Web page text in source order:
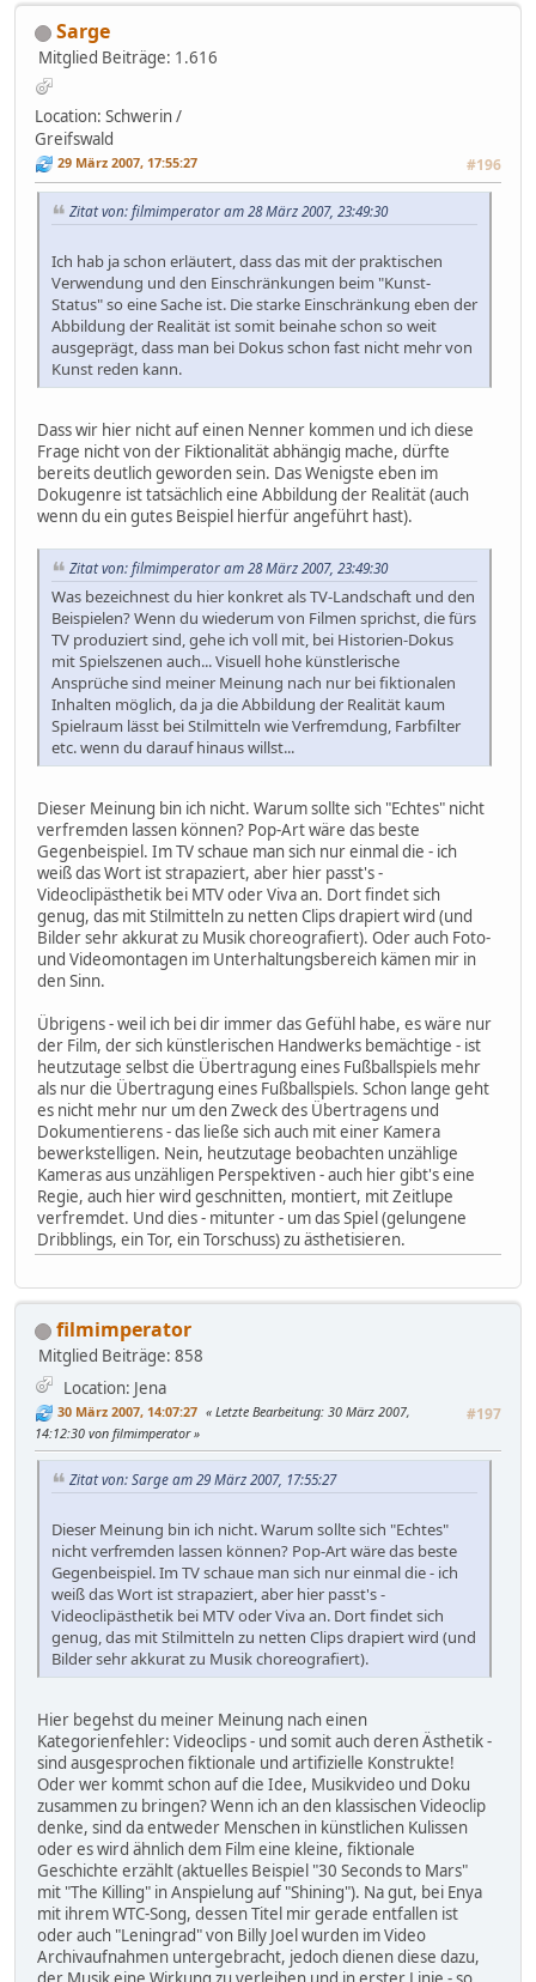
Sarge
Mitglied Beiträge: 1.616
Location: Schwerin /
Greifswald
29 März 2007, 17:55:27 #196
Zitat von: filmimperator am 28 März 2007, 23:49:30
Ich hab ja schon erläutert, dass das mit der praktischen
Verwendung und den Einschränkungen beim "Kunst-
Status" so eine Sache ist. Die starke Einschränkung eben der
Abbildung der Realität ist somit beinahe schon so weit
ausgeprägt, dass man bei Dokus schon fast nicht mehr von
Kunst reden kann.
Dass wir hier nicht auf einen Nenner kommen und ich diese
Frage nicht von der Fiktionalität abhängig mache, dürfte
bereits deutlich geworden sein. Das Wenigste eben im
Dokugenre ist tatsächlich eine Abbildung der Realität (auch
wenn du ein gutes Beispiel hierfür angeführt hast).
Zitat von: filmimperator am 28 März 2007, 23:49:30
Was bezeichnest du hier konkret als TV-Landschaft und den
Beispielen? Wenn du wiederum von Filmen sprichst, die fürs
TV produziert sind, gehe ich voll mit, bei Historien-Dokus
mit Spielszenen auch... Visuell hohe künstlerische
Ansprüche sind meiner Meinung nach nur bei fiktionalen
Inhalten möglich, da ja die Abbildung der Realität kaum
Spielraum lässt bei Stilmitteln wie Verfremdung, Farbfilter
etc. wenn du darauf hinaus willst...
Dieser Meinung bin ich nicht. Warum sollte sich "Echtes" nicht
verfremden lassen können? Pop-Art wäre das beste
Gegenbeispiel. Im TV schaue man sich nur einmal die - ich
weiß das Wort ist strapaziert, aber hier passt's -
Videoclipästhetik bei MTV oder Viva an. Dort findet sich
genug, das mit Stilmitteln zu netten Clips drapiert wird (und
Bilder sehr akkurat zu Musik choreografiert). Oder auch Foto-
und Videomontagen im Unterhaltungsbereich kämen mir in
den Sinn.
Übrigens - weil ich bei dir immer das Gefühl habe, es wäre nur
der Film, der sich künstlerischen Handwerks bemächtige - ist
heutzutage selbst die Übertragung eines Fußballspiels mehr
als nur die Übertragung eines Fußballspiels. Schon lange geht
es nicht mehr nur um den Zweck des Übertragens und
Dokumentierens - das ließe sich auch mit einer Kamera
bewerkstelligen. Nein, heutzutage beobachten unzählige
Kameras aus unzähligen Perspektiven - auch hier gibt's eine
Regie, auch hier wird geschnitten, montiert, mit Zeitlupe
verfremdet. Und dies - mitunter - um das Spiel (gelungene
Dribblings, ein Tor, ein Torschuss) zu ästhetisieren.
filmimperator
Mitglied Beiträge: 858
Location: Jena
30 März 2007, 14:07:27 #197
Letzte Bearbeitung: 30 März 2007,
14:12:30 von filmimperator
Zitat von: Sarge am 29 März 2007, 17:55:27
Dieser Meinung bin ich nicht. Warum sollte sich "Echtes"
nicht verfremden lassen können? Pop-Art wäre das beste
Gegenbeispiel. Im TV schaue man sich nur einmal die - ich
weiß das Wort ist strapaziert, aber hier passt's -
Videoclipästhetik bei MTV oder Viva an. Dort findet sich
genug, das mit Stilmitteln zu netten Clips drapiert wird (und
Bilder sehr akkurat zu Musik choreografiert).
Hier begehst du meiner Meinung nach einen
Kategorienfehler: Videoclips - und somit auch deren Ästhetik -
sind ausgesprochen fiktionale und artifizielle Konstrukte!
Oder wer kommt schon auf die Idee, Musikvideo und Doku
zusammen zu bringen? Wenn ich an den klassischen Videoclip
denke, sind da entweder Menschen in künstlichen Kulissen
oder es wird ähnlich dem Film eine kleine, fiktionale
Geschichte erzählt (aktuelles Beispiel "30 Seconds to Mars"
mit "The Killing" in Anspielung auf "Shining"). Na gut, bei Enya
mit ihrem WTC-Song, dessen Titel mir gerade entfallen ist
oder auch "Leningrad" von Billy Joel wurden im Video
Archivaufnahmen untergebracht, jedoch dienen diese dazu,